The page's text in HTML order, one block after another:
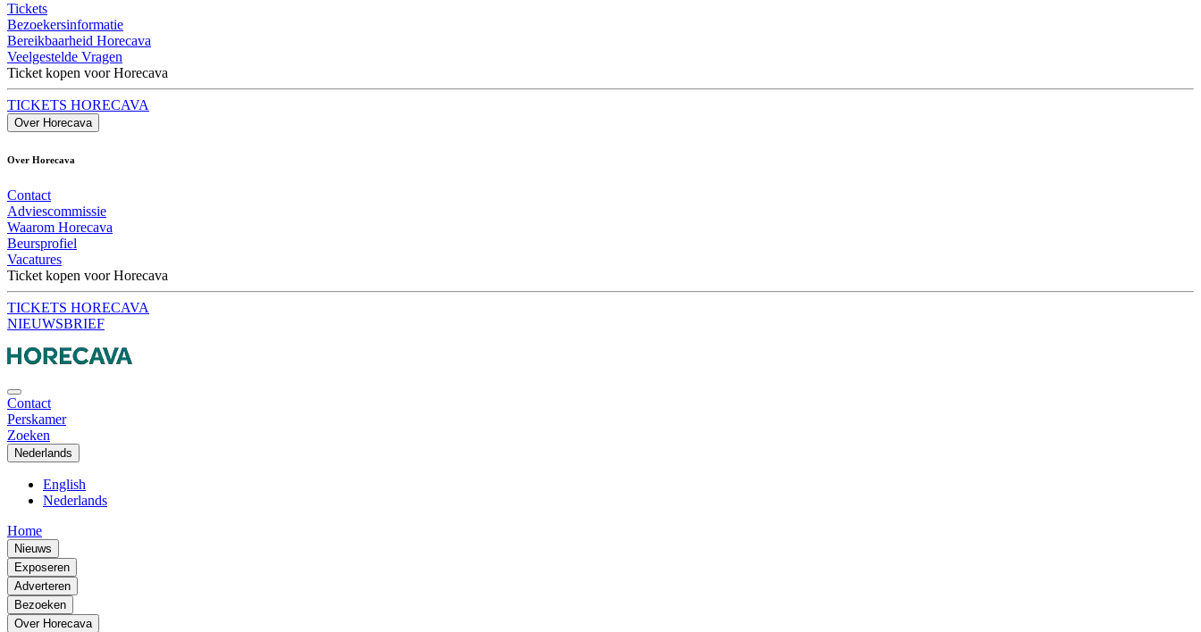
Tickets
Bezoekersinformatie
Bereikbaarheid Horecava
Veelgestelde Vragen
Ticket kopen voor Horecava
TICKETS HORECAVA
Over Horecava
Over Horecava
Contact
Adviescommissie
Waarom Horecava
Beursprofiel
Vacatures
Ticket kopen voor Horecava
TICKETS HORECAVA
NIEUWSBRIEF
Contact
Perskamer
Zoeken
Nederlands
English
Nederlands
Home
Nieuws
Exposeren
Adverteren
Bezoeken
Over Horecava